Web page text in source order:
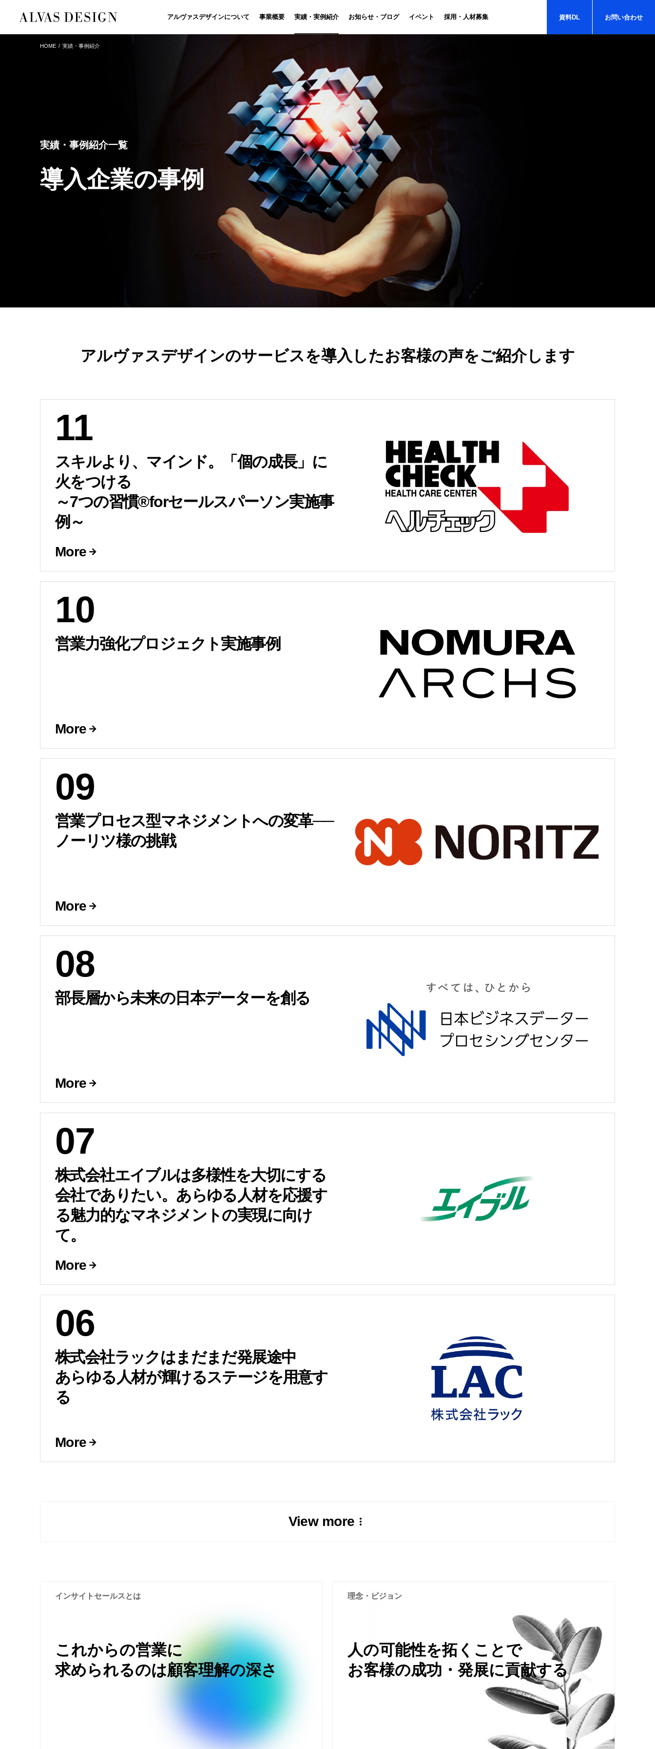
アルヴァスデザインについて 事業概要 実績・実例紹介 お知らせ・ブログ イベント 採用・人材募集 資料DL お問い合わせ
HOME 実績・事例紹介
実績・事例紹介一覧
導入企業の事例
アルヴァスデザインのサービスを導入したお客様の声をご紹介します
11
スキルより、マインド。「個の成長」に
火をつける
～7つの習慣®forセールスパーソン実施事
例～
More
10
営業力強化プロジェクト実施事例
More
09
営業プロセス型マネジメントへの変革──
ノーリツ様の挑戦
More
08
部長層から未来の日本データーを創る
More
07
株式会社エイブルは多様性を大切にする
会社でありたい。あらゆる人材を応援す
る魅力的なマネジメントの実現に向け
て。
More
06
株式会社ラックはまだまだ発展途中
あらゆる人材が輝けるステージを用意す
る
More
View more
インサイトセールスとは
これからの営業に
求められるのは顧客理解の深さ
理念・ビジョン
人の可能性を拓くことで
お客様の成功・発展に貢献する